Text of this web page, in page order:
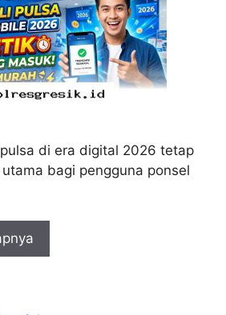
di era digital 2026 tetap
bagi pengguna ponsel